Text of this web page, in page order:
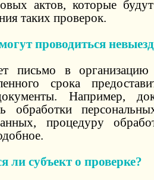
актов, которые будут
таких проверок.
проводиться
письмо в
срока
Например,
обработки
процедуру
ли субъект о проверке?